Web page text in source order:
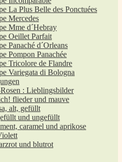
La Plus Belle des Ponctuées
Mercedes
Mme d´Hebray
Oeillet Parfait
Panaché d´Orleans
Pompon Panachée
Tricolore de Flandre
Variegata di Bologna
: Lieblingsbilder
flieder und mauve
alt, gefüllt
und ungefüllt
caramel und aprikose
und blutrot